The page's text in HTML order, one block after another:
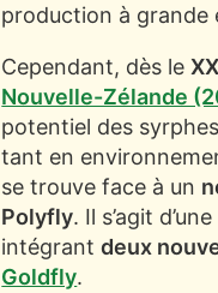
production à grande
Cependant, dès le
Nouvelle-Zélande
potentiel des
tant en
se trouve face à un
Polyfly. Il s’agit
intégrantdeux
Goldfly.